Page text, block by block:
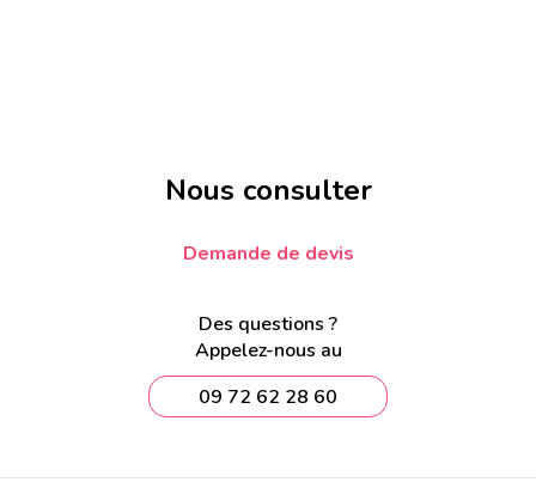
Nous consulter
Demande de devis
Des questions ?
Appelez-nous au
09 72 62 28 60